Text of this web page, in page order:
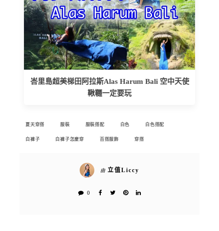
峇里島超美梯田阿拉斯Alas Harum Bali 空中天使
鞦韆一定要玩
夏天穿搭 服裝 服裝搭配 白色 白色搭配
白褲子 白褲子怎麼穿 百搭服飾 穿搭
由 立值Liccy
0